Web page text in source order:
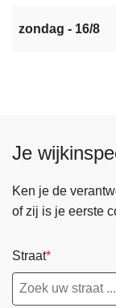
zondag - 16/8
Je
Ken je de
of zij is je eerste
Straat